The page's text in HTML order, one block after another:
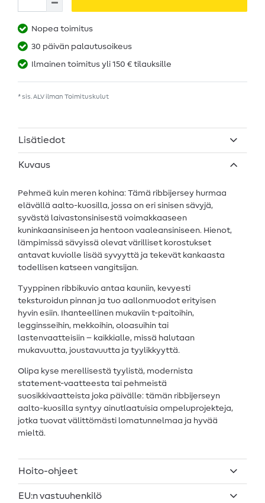
Nopea toimitus
30 päivän palautusoikeus
Ilmainen toimitus yli 150 € tilauksille
* sis. ALV ilman Toimituskulut
Lisätiedot
Kuvaus
Pehmeä kuin meren kohina: Tämä ribbijersey hurmaa
elävällä aalto-kuosilla, jossa on eri sinisen sävyjä,
syvästä laivastonsinisestä voimakkaaseen
kuninkaansiniseen ja hentoon vaaleansiniseen. Hienot,
lämpimissä sävyissä olevat värilliset korostukset
antavat kuviolle lisää syvyyttä ja tekevät kankaasta
todellisen katseen vangitsijan.
Tyyppinen ribbikuvio antaa kauniin, kevyesti
teksturoidun pinnan ja tuo aallonmuodot erityisen
hyvin esiin. Ihanteellinen mukaviin t-paitoihin,
legginsseihin, mekkoihin, oloasuihin tai
lastenvaatteisiin – kaikkialle, missä halutaan
mukavuutta, joustavuutta ja tyylikkyyttä.
Olipa kyse merellisestä tyylistä, modernista
statement-vaatteesta tai pehmeistä
suosikkivaatteista joka päivälle: tämän ribbijerseyn
aalto-kuosilla syntyy ainutlaatuisia ompeluprojekteja,
jotka tuovat välittömästi lomatunnelmaa ja hyvää
mieltä.
Hoito-ohjeet
EU:n vastuuhenkilö